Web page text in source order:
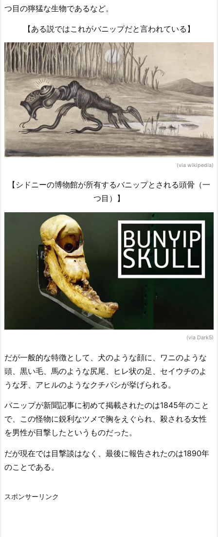
つ目の獰猛な生物であるなど。
【ある説ではこれがバニップだと言われている】
(via wikipedia)
【シドニーの博物館が所有するバニップとされる頭骨（一
つ目）】
(via Dark5)
だが一般的な特徴として、犬のような顔に、ワニのような
頭、黒い毛、馬のような尻尾、ヒレ状の足、セイウチのよ
うな牙、アヒルのようなクチバシが挙げられる。
バニップが新聞記事に初めて掲載されたのは1845年のこと
で、この怪物に鋭利なツメで胸をえぐられ、殺される女性
を男性が目撃したというものだった。
だが現在では目撃談はなく、最後に報告されたのは1890年
のことである。
スポンサーリンク